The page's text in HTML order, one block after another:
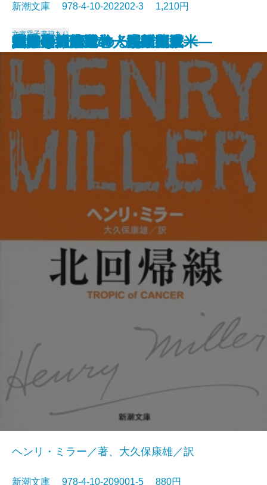
貧しき人びと
未成年〔下〕
未成年〔上〕
壁
青梅雨
忘却の河
エミリーの求めるもの
魔の山〔下〕
雁の寺・越前竹人形
魔の山〔上〕
新潮文庫 978-4-10-202202-3 1,210円
文庫電子書籍あり
北回帰線
ヘンリ・ミラー／著、大久保康雄／訳
新潮文庫 978-4-10-209001-5 880円
勝海舟―第五巻・江戸開城―
勝海舟―第六巻・明治新政―
勝海舟―第三巻・長州征伐―
勝海舟―第四巻・大政奉還―
他人の顔
河童・或阿呆の一生
勝海舟―第一巻・黒船渡来―
勝海舟―第二巻・咸臨丸渡米―
地獄変・偸盗